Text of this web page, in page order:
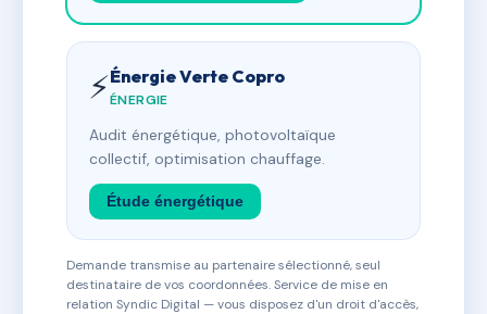
⚡Énergie Verte Copro
ÉNERGIE
Audit énergétique, photovoltaïque
collectif, optimisation chauffage.
Étude énergétique
Demande transmise au partenaire sélectionné, seul
destinataire de vos coordonnées. Service de mise en
relation Syndic Digital — vous disposez d'un droit d'accès,